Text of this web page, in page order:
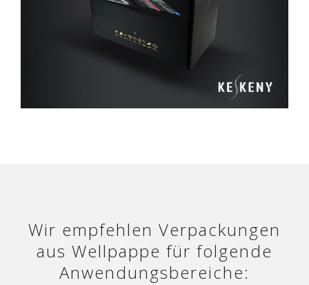
Wir empfehlen Verpackungen
aus Wellpappe für folgende
Anwendungsbereiche: